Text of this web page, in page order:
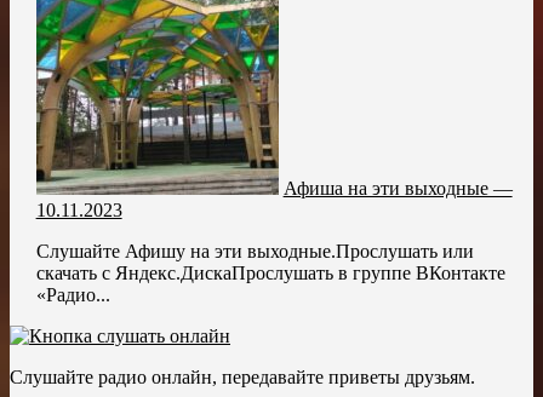
Афиша на эти выходные —
10.11.2023
Слушайте Афишу на эти выходные.Прослушать или
скачать с Яндекс.ДискаПрослушать в группе ВКонтакте
«Радио...
Слушайте радио онлайн, передавайте приветы друзьям.